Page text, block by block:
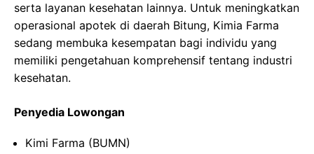
serta layanan kesehatan lainnya. Untuk meningkatkan
operasional apotek di daerah Bitung, Kimia Farma
sedang membuka kesempatan bagi individu yang
memiliki pengetahuan komprehensif tentang industri
kesehatan.
Penyedia Lowongan
Kimi Farma (BUMN)